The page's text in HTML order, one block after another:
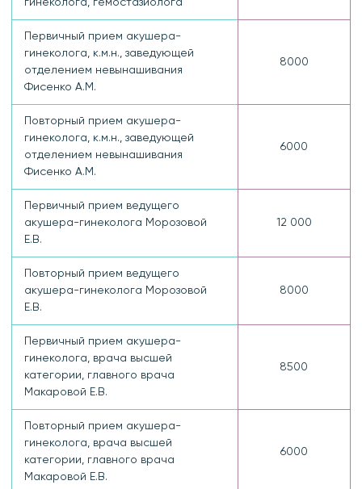
гинеколога, гемостазиолога
Первичный прием акушера-
гинеколога, к.м.н., заведующей
отделением невынашивания
Фисенко А.М.
8000
Повторный прием акушера-
гинеколога, к.м.н., заведующей
отделением невынашивания
Фисенко А.М.
6000
Первичный прием ведущего
акушера-гинеколога Морозовой
Е.В.
12 000
Повторный прием ведущего
акушера-гинеколога Морозовой
Е.В.
8000
Первичный прием акушера-
гинеколога, врача высшей
категории, главного врача
Макаровой Е.В.
8500
Повторный прием акушера-
гинеколога, врача высшей
категории, главного врача
Макаровой Е.В.
6000